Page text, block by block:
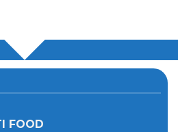
FOOD